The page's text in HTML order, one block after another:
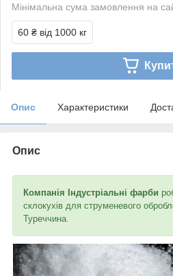
Мінімальна сума замовлення на
60 ₴ від 1000 кг
Опис Характеристики
Опис
Компанія Індустріальні фарби
склокухів для струменевого
Туреччина.